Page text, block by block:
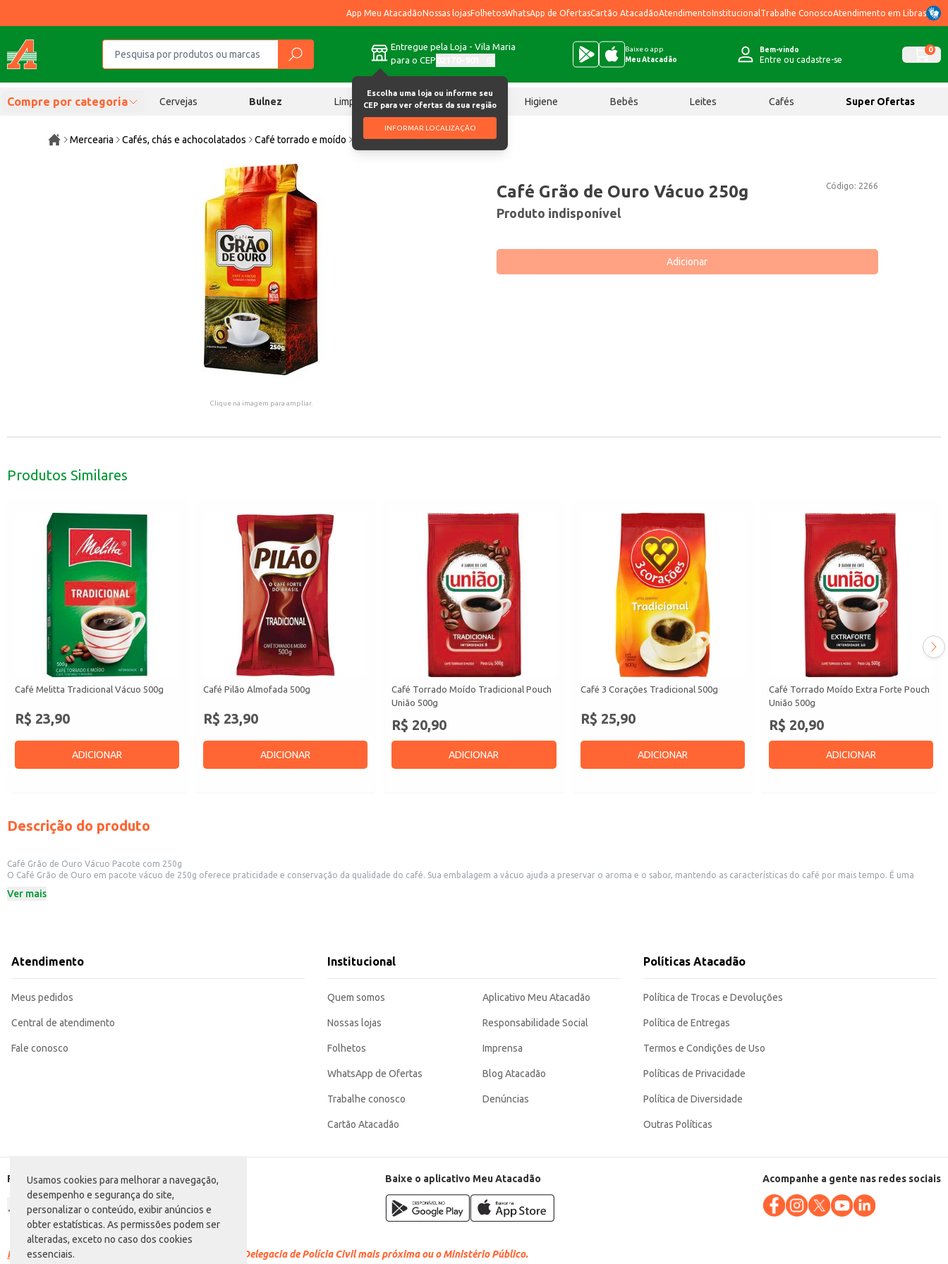
Usamos cookies para melhorar a navegação,
desempenho e segurança do site,
personalizar o conteúdo, exibir anúncios e
obter estatísticas. As permissões podem ser
alteradas, exceto no caso dos cookies
essenciais.
App Meu AtacadãoNossas lojasFolhetosWhatsApp de OfertasCartão AtacadãoAtendimentoInstitucional Trabalhe ConoscoAtendimento em Libras
Entregue pela Loja - Vila Maria
para o CEP
Escolha uma loja ou informe seu
CEP para ver ofertas da sua região
INFORMAR LOCALIZAÇÃO
Baixe o app
Meu Atacadão
Bem-vindo
Entre ou cadastre-se
0
Compre por categoria Cervejas Bulnez Limpeza Chocolates Higiene Bebês Leites Cafés Super Ofertas
Mercearia Cafés, chás e achocolatados Café torrado e moído Café Grão de Ouro Vácuo 250g
Clique na imagem para ampliar.
Código: 2266
Café Grão de Ouro Vácuo 250g
Produto indisponível
Adicionar
Produtos Similares
Café Melitta Tradicional Vácuo 500g
R$ 23,90
ADICIONAR
Café Pilão Almofada 500g
R$ 23,90
ADICIONAR
Café Torrado Moído Tradicional Pouch
União 500g
R$ 20,90
ADICIONAR
Café 3 Corações Tradicional 500g
R$ 25,90
ADICIONAR
Café Torrado Moído Extra Forte Pouch
União 500g
R$ 20,90
ADICIONAR
Descrição do produto
Café Grão de Ouro Vácuo Pacote com 250g
O Café Grão de Ouro em pacote vácuo de 250g oferece praticidade e conservação da qualidade do café. Sua embalagem a vácuo ajuda a preservar o aroma e o sabor, mantendo as características do café por mais tempo. É uma
Dicas de uso:
Marca: Grão de Ouro
Departamento: Mercearia
Conteúdo: 250g
Ver mais
Atendimento
Meus pedidos
Central de atendimento
Fale conosco
Institucional
Quem somos
Nossas lojas
Folhetos
WhatsApp de Ofertas
Trabalhe conosco
Cartão Atacadão
Aplicativo Meu Atacadão
Responsabilidade Social
Imprensa
Blog Atacadão
Denúncias
Políticas Atacadão
Política de Trocas e Devoluções
Política de Entregas
Termos e Condições de Uso
Políticas de Privacidade
Política de Diversidade
Outras Políticas
Formas de pagamento Baixe o aplicativo Meu Atacadão Acompanhe a gente nas redes sociais
Racismo é crime. Denuncie. Disque 100 ou procure a Delegacia de Polícia Civil mais próxima ou o Ministério Público.